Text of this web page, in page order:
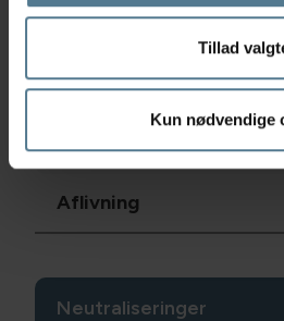
Tillad
Kun nødvendige
Prisen er inkl. bedøvelse,
Kremering eller kremering
Spørgfor pris.
Aflivning
Neutraliseringer